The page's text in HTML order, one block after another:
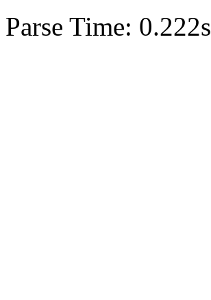
Parse Time: 0.222s